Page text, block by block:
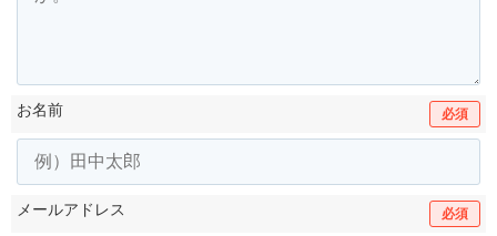
お名前 必須
メールアドレス 必須